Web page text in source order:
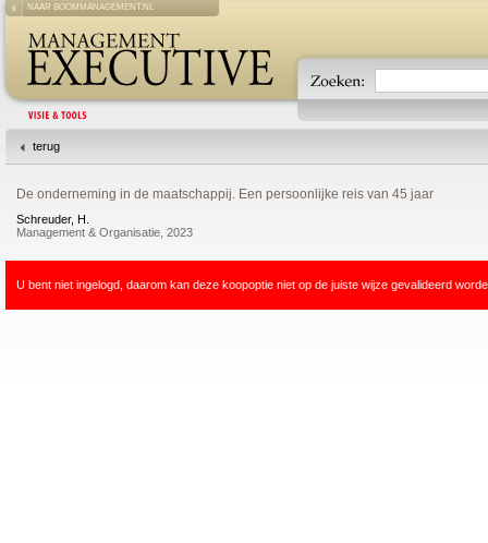
NAAR BOOMMANAGEMENT.NL
terug
De onderneming in de maatschappij. Een persoonlijke reis van 45 jaar
Schreuder, H.
Management & Organisatie, 2023
U bent niet ingelogd, daarom kan deze koopoptie niet op de juiste wijze gevalideerd